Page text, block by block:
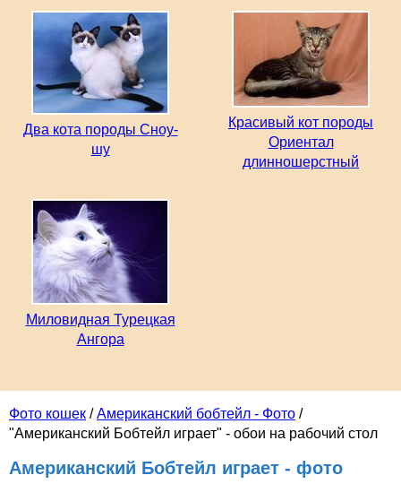
Фото кошек /Американский бобтейл - Фото /
"Американский Бобтейл играет" - обои на рабочий стол
Американский Бобтейл играет - фото
Два кота породы Сноу-
шу
Красивый кот породы
Ориентал
длинношерстный
Миловидная Турецкая
Ангора